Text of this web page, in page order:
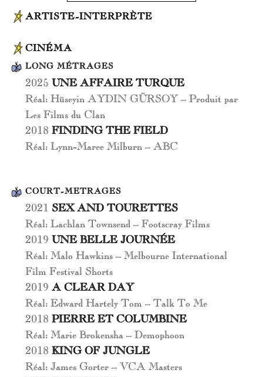
ARTISTE-INTERPRÈTE
CINÉMA
LONG MÉTRAGES
2025 UNE AFFAIRE TURQUE
Réal: Hüseyin AYDIN GÜRSOY – Produit par
Les Films du Clan
2018 FINDING THE FIELD
Réal: Lynn-Maree Milburn – ABC
COURT-METRAGES
2021 SEX AND TOURETTES
Réal: Lachlan Townsend – Footscray Films
2019 UNE BELLE JOURNÉE
Réal: Malo Hawkins – Melbourne International
Film Festival Shorts
2019 A CLEAR DAY
Réal: Edward Hartely Tom – Talk To Me
2018 PIERRE ET COLUMBINE
Réal: Marie Brokensha – Demophoon
2018 KING OF JUNGLE
Réal: James Gorter – VCA Masters